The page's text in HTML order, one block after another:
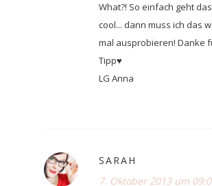
What?! So einfach geht
cool... dann muss ich das
mal ausprobieren! Danke
Tipp♥
LG Anna
SARAH
7. Oktober 2013 um